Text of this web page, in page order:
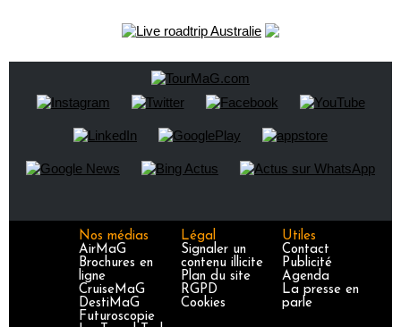
Nos médias
AirMaG
Brochures en
ligne
CruiseMaG
DestiMaG
Futuroscopie
Légal
Signaler un
contenu illicite
Plan du site
RGPD
Cookies
Utiles
Contact
Publicité
Agenda
La presse en
parle